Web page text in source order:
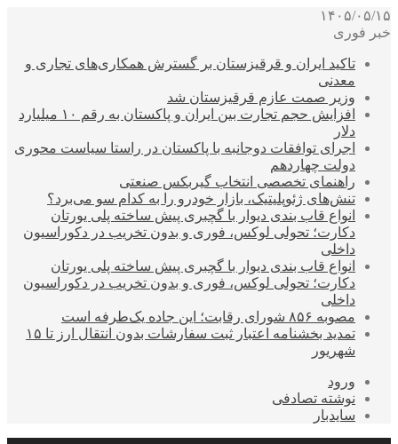
۱۴۰۵/۰۵/۱۵
خبر فوری
تاکید ایران و قرقیزستان بر گسترش همکاری‌های تجاری و
معدنی
وزیر صمت عازم قرقیزستان شد
افزایش حجم تجارت بین ایران و پاکستان به رقم ۱۰ میلیارد
دلار
اجرای توافقات دوجانبه با پاکستان در راستا سیاست محوری
دولت چهاردهم
راهنمای تخصصی انتخاب گیربکس صنعتی
تنش‌های ژئوپلیتیک، بازار خودرو را به کدام سو می‌برد؟
انواع قاب بندی دیوار با گچبری پیش ساخته پلی یورتان
دکارت؛ تحولی لوکس، فوری و بدون تخریب در دکوراسیون
داخلی
انواع قاب بندی دیوار با گچبری پیش ساخته پلی یورتان
دکارت؛ تحولی لوکس، فوری و بدون تخریب در دکوراسیون
داخلی
مصوبه ۸۵۶ شورای رقابت؛ این جاده یک‌طرفه است
تمدید بخشنامه اعتبار ثبت سفارشات بدون انتقال ارز تا ۱۵
شهریور
ورود
نوشته تصادفی
سایدبار